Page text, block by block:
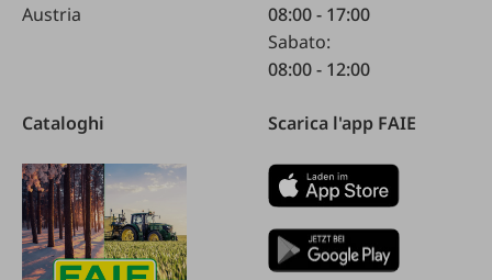
Austria
08:00 - 17:00
Sabato:
08:00 - 12:00
Cataloghi Scarica l'app FAIE